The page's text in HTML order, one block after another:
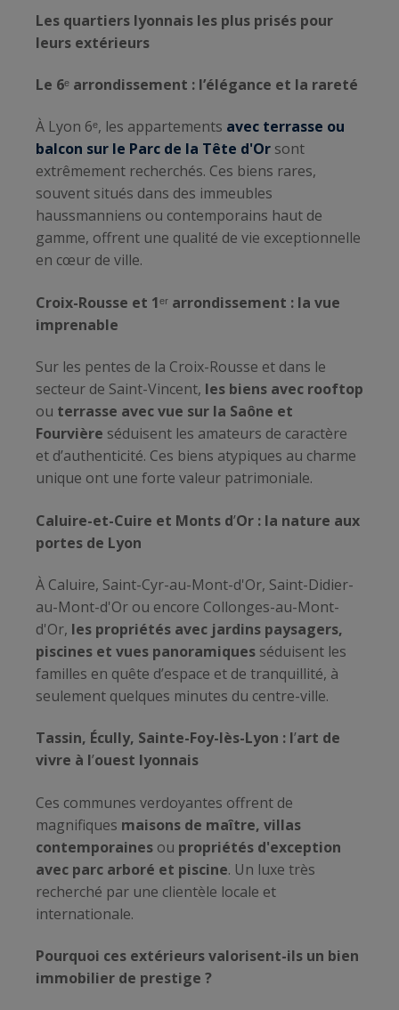
Les quartiers lyonnais les plus prisés pour
leurs extérieurs
Le 6ᵉ arrondissement : l’élégance et la rareté
À Lyon 6ᵉ, les appartements avec terrasse ou
balcon sur le Parc de la Tête d'Or sont
extrêmement recherchés. Ces biens rares,
souvent situés dans des immeubles
haussmanniens ou contemporains haut de
gamme, offrent une qualité de vie exceptionnelle
en cœur de ville.
Croix-Rousse et 1ᵉʳ arrondissement : la vue
imprenable
Sur les pentes de la Croix-Rousse et dans le
secteur de Saint-Vincent, les biens avec rooftop
ou terrasse avec vue sur la Saône et
Fourvière séduisent les amateurs de caractère
et d’authenticité. Ces biens atypiques au charme
unique ont une forte valeur patrimoniale.
Caluire-et-Cuire et Monts d’Or : la nature aux
portes de Lyon
À Caluire, Saint-Cyr-au-Mont-d'Or, Saint-Didier-
au-Mont-d'Or ou encore Collonges-au-Mont-
d'Or, les propriétés avec jardins paysagers,
piscines et vues panoramiques séduisent les
familles en quête d’espace et de tranquillité, à
seulement quelques minutes du centre-ville.
Tassin, Écully, Sainte-Foy-lès-Lyon : l’art de
vivre à l’ouest lyonnais
Ces communes verdoyantes offrent de
magnifiques maisons de maître, villas
contemporaines ou propriétés d'exception
avec parc arboré et piscine. Un luxe très
recherché par une clientèle locale et
internationale.
Pourquoi ces extérieurs valorisent-ils un bien
immobilier de prestige ?